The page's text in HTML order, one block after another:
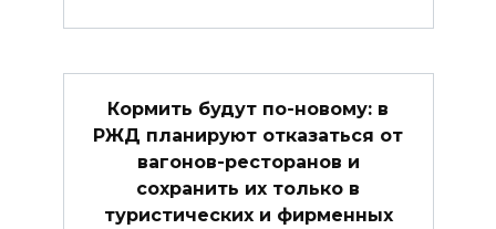
Кормить будут по-новому: в
РЖД планируют отказаться от
вагонов-ресторанов и
сохранить их только в
туристических и фирменных